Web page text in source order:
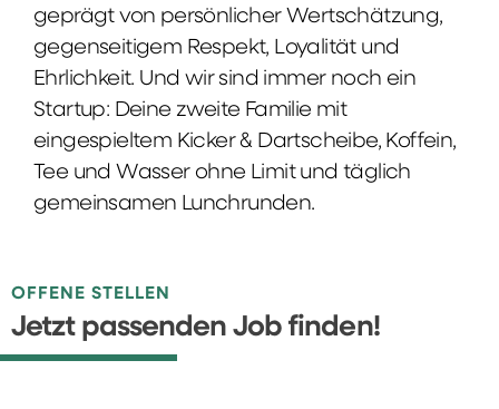
geprägt von persönlicher Wertschätzung,
gegenseitigem Respekt, Loyalität und
Ehrlichkeit. Und wir sind immer noch ein
Startup: Deine zweite Familie mit
eingespieltem Kicker & Dartscheibe, Koffein,
Tee und Wasser ohne Limit und täglich
gemeinsamen Lunchrunden.
OFFENE STELLEN
Jetzt passenden Job finden!